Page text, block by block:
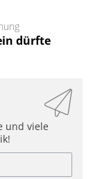
dürfte
und viele